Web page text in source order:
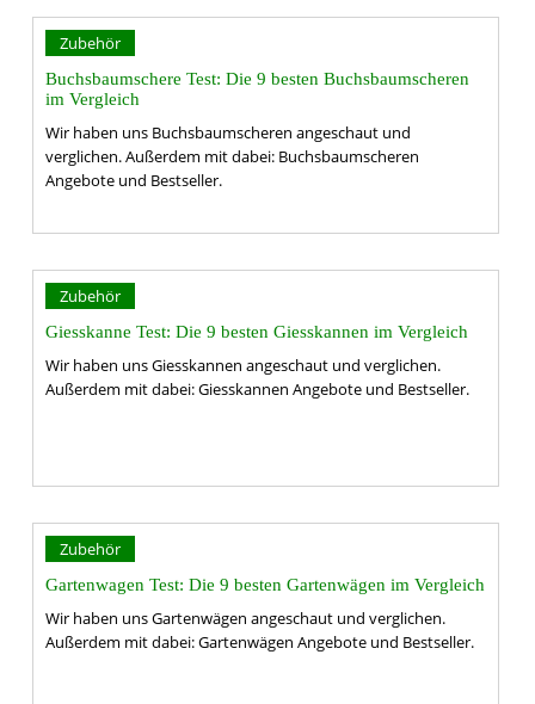
Zubehör
Buchsbaumschere Test: Die 9 besten Buchsbaumscheren
im Vergleich
Wir haben uns Buchsbaumscheren angeschaut und
verglichen. Außerdem mit dabei: Buchsbaumscheren
Angebote und Bestseller.
Zubehör
Giesskanne Test: Die 9 besten Giesskannen im Vergleich
Wir haben uns Giesskannen angeschaut und verglichen.
Außerdem mit dabei: Giesskannen Angebote und Bestseller.
Zubehör
Gartenwagen Test: Die 9 besten Gartenwägen im Vergleich
Wir haben uns Gartenwägen angeschaut und verglichen.
Außerdem mit dabei: Gartenwägen Angebote und Bestseller.